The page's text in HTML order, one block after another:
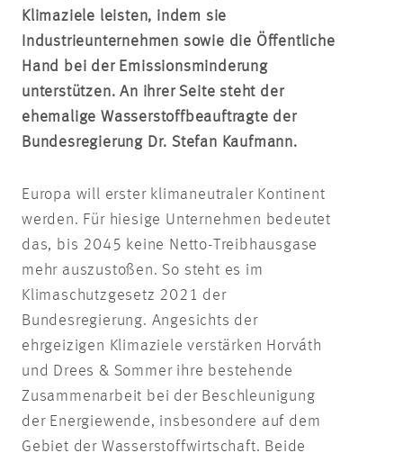
Klimaziele leisten, indem sie
Industrieunternehmen sowie die Öffentliche
Hand bei der Emissionsminderung
unterstützen. An ihrer Seite steht der
ehemalige Wasserstoffbeauftragte der
Bundesregierung Dr. Stefan Kaufmann.
Europa will erster klimaneutraler Kontinent
werden. Für hiesige Unternehmen bedeutet
das, bis 2045 keine Netto-Treibhausgase
mehr auszustoßen. So steht es im
Klimaschutzgesetz 2021 der
Bundesregierung. Angesichts der
ehrgeizigen Klimaziele verstärken Horváth
und Drees & Sommer ihre bestehende
Zusammenarbeit bei der Beschleunigung
der Energiewende, insbesondere auf dem
Gebiet der Wasserstoffwirtschaft. Beide